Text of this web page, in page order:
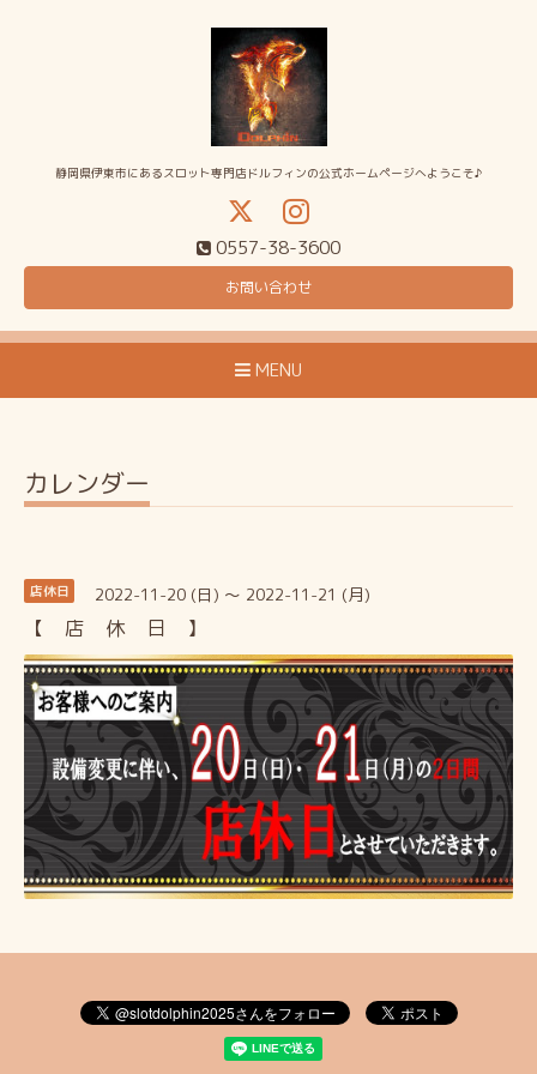
静岡県伊東市にあるスロット専門店ドルフィンの公式ホームページへようこそ♪
0557-38-3600
お問い合わせ
MENU
カレンダー
店休日 2022-11-20 (日) ～ 2022-11-21 (月)
【 店 休 日 】